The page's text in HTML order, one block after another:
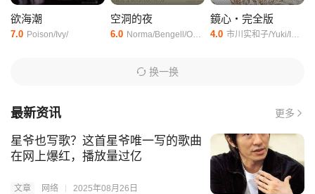
《乌龙癌诊》的高明之处，正在于用荒诞消解沉重，用幽默包裹温
情。它让我们在笑声中看见生活的真相，在角色的挣扎里照见自己
欲海潮
7.0 Poison/Ivy/
空洞的夜
6.0 Norma/Bengell/Odete/Lara/Mário/Benvenutti/
鏡心・完全版
4.0 市川实和子/Yuki/Inomata/町田康/涩川清彦/
换一换
最新资讯 更多
星爷也写歌？这首星爷唯一写的歌曲
在网上爆红，播放量过亿
文章 网络 2025年08月26日